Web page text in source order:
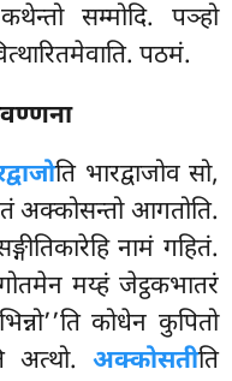
सम्मोदि. पञ्हो
पठमं.
ति भारद्वाजोव सो,
अक्कोसन्तो आगतोति.
नामं गहितं.
मय्हं जेट्ठकभातरं
कोधेन कुपितो
अत्थो. अक्कोसतीति